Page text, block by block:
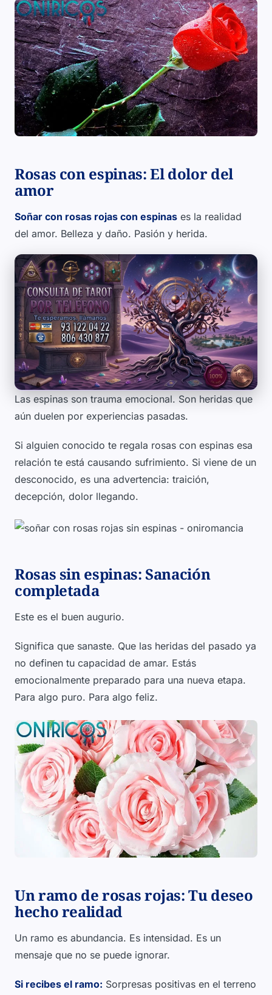
Rosas con espinas: El dolor del
amor
Soñar con rosas rojas con espinas es la realidad
del amor. Belleza y daño. Pasión y herida.
Las espinas son trauma emocional. Son heridas que
aún duelen por experiencias pasadas.
Si alguien conocido te regala rosas con espinas esa
relación te está causando sufrimiento. Si viene de un
desconocido, es una advertencia: traición,
decepción, dolor llegando.
Rosas sin espinas: Sanación
completada
Este es el buen augurio.
Significa que sanaste. Que las heridas del pasado ya
no definen tu capacidad de amar. Estás
emocionalmente preparado para una nueva etapa.
Para algo puro. Para algo feliz.
Un ramo de rosas rojas: Tu deseo
hecho realidad
Un ramo es abundancia. Es intensidad. Es un
mensaje que no se puede ignorar.
Si recibes el ramo: Sorpresas positivas en el terreno